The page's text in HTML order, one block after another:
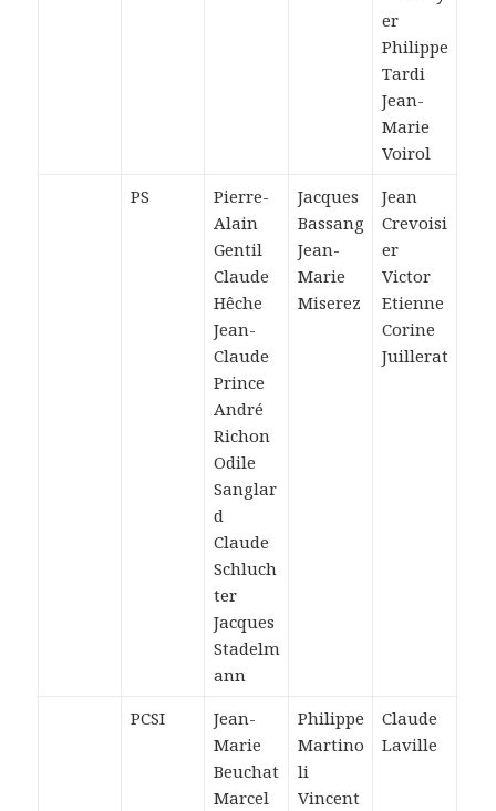
er
Philippe
Tardi
Jean-
Marie
Voirol
PS
Pierre-
Alain
Gentil
Claude
Hêche
Jean-
Claude
Prince
André
Richon
Odile
Sanglar
d
Claude
Schluch
ter
Jacques
Stadelm
ann
Jacques
Bassang
Jean-
Marie
Miserez
Jean
Crevoisi
er
Victor
Etienne
Corine
Juillerat
PCSI
Jean-
Marie
Beuchat
Marcel
Philippe
Martino
li
Vincent
Claude
Laville